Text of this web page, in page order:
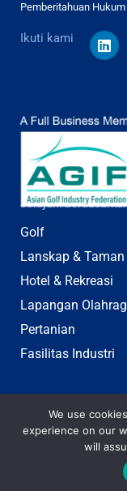
Pemberitahuan Hukum
Ikuti kami
Jelajahi
Golf
Lanskap & Taman
Hotel & Rekreasi
Lapangan
Pertanian
Fasilitas Industri
© 2003-2025
Bahasa
We use
experience on our
will